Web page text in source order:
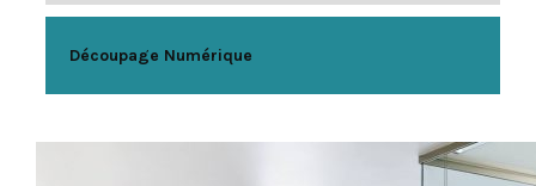
Découpage Numérique